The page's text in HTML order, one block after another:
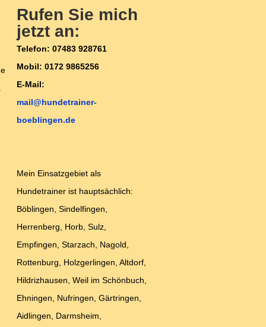
Rufen Sie mich
jetzt an:
Telefon: 07483 928761
Mobil: 0172 9865256
E-Mail:
mail@hundetrainer-
boeblingen.de
Mein Einsatzgebiet als
Hundetrainer ist hauptsächlich:
Böblingen, Sindelfingen,
Herrenberg, Horb, Sulz,
Empfingen, Starzach, Nagold,
Rottenburg, Holzgerlingen, Altdorf,
Hildrizhausen, Weil im Schönbuch,
Ehningen, Nufringen, Gärtringen,
Aidlingen, Darmsheim,